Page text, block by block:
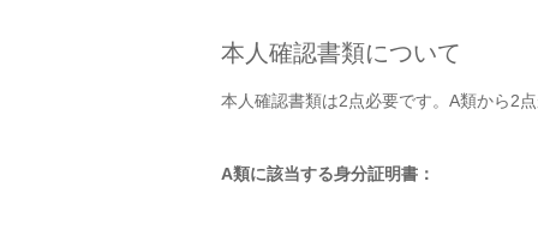
本人確認書類について
本人確認書類は2点必要です。A類から2点
A類に該当する身分証明書：